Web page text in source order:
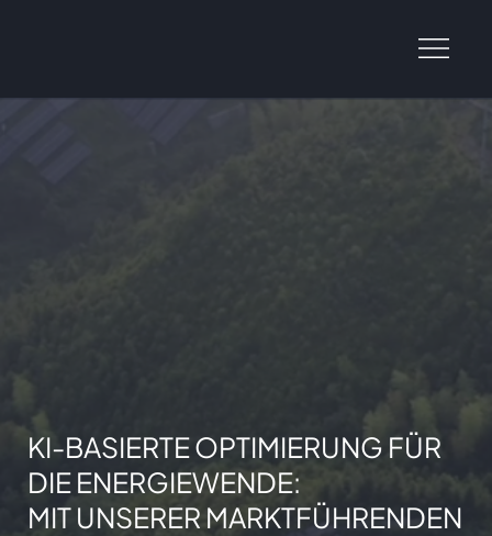
KI-BASIERTE OPTIMIERUNG FÜR
DIE ENERGIEWENDE:
MIT UNSERER MARKTFÜHRENDEN